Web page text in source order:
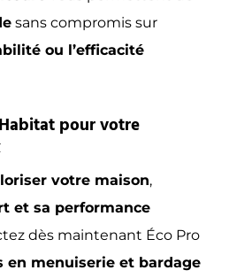
sans compromis sur
ou l’efficacité
pour votre
votre maison,
et sa performance
dès maintenant Éco Pro
en menuiserie et bardage